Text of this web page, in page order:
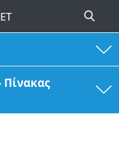
Πίνακας